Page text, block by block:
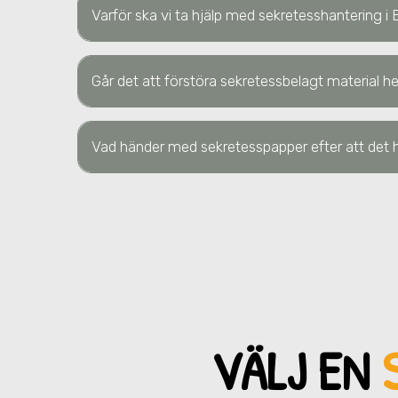
Varför ska vi ta hjälp med sekretesshantering i
Går det att förstöra sekretessbelagt material
Vad händer med sekretesspapper efter att det
VÄLJ EN